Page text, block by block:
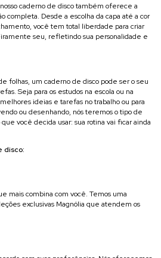
caderno de disco também oferece a
completa. Desde a escolha da capa até a cor
você tem total liberdade para criar
seu, refletindo sua personalidade e
folhas, um caderno de disco pode ser o seu
Seja para os estudos na escola ou na
ideias e tarefas no trabalho ou para
ou desenhando, nós teremos o tipo de
você decida usar: sua rotina vai ficar ainda
disco:
mais combina com você. Temos uma
exclusivas Magnólia que atendem os